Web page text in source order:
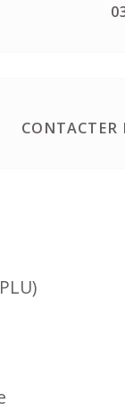
CONTACTER